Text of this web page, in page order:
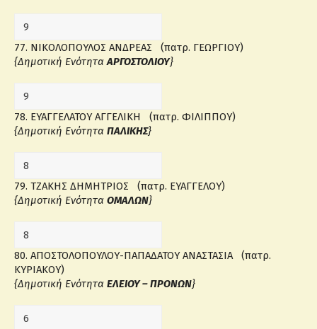
77. ΝΙΚΟΛΟΠΟΥΛΟΣ ΑΝΔΡΕΑΣ (πατρ. ΓΕΩΡΓΙΟΥ)
{Δημοτική ΕνότηταΑΡΓΟΣΤΟΛΙΟΥ}
78. ΕΥΑΓΓΕΛΑΤΟΥ ΑΓΓΕΛΙΚΗ (πατρ. ΦΙΛΙΠΠΟΥ)
{Δημοτική Ενότητα ΠΑΛΙΚΗΣ}
79. ΤΖΑΚΗΣ ΔΗΜΗΤΡΙΟΣ (πατρ. ΕΥΑΓΓΕΛΟΥ)
{Δημοτική Ενότητα ΟΜΑΛΩΝ}
80. ΑΠΟΣΤΟΛΟΠΟΥΛΟΥ-ΠΑΠΑΔΑΤΟΥ ΑΝΑΣΤΑΣΙΑ (πατρ.
ΚΥΡΙΑΚΟΥ)
{Δημοτική Ενότητα ΕΛΕΙΟΥ – ΠΡΟΝΩΝ}